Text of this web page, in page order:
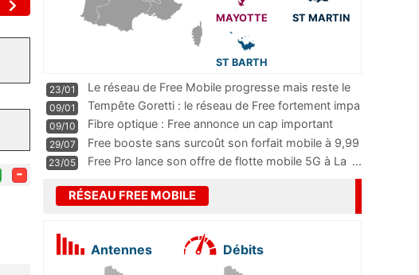
-
MAYOTTE ST MARTIN
ST BARTH
23/01
Le réseau de Free Mobile progresse mais reste le
m
...
09/01
Tempête Goretti : le réseau de Free fortement impa
09/10
Fibre optique : Free annonce un cap important
pass
...
29/07
Free booste sans surcoût son forfait mobile à 9,99
23/05 Free Pro lance son offre de flotte mobile 5G à La ...
RÉSEAU FREE MOBILE
Antennes Débits